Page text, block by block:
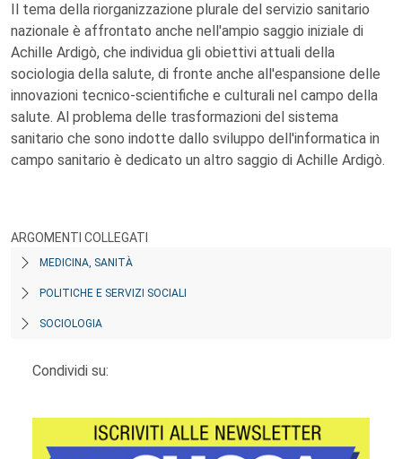
Il tema della riorganizzazione plurale del servizio sanitario
nazionale è affrontato anche nell'ampio saggio iniziale di
Achille Ardigò, che individua gli obiettivi attuali della
sociologia della salute, di fronte anche all'espansione delle
innovazioni tecnico-scientifiche e culturali nel campo della
salute. Al problema delle trasformazioni del sistema
sanitario che sono indotte dallo sviluppo dell'informatica in
campo sanitario è dedicato un altro saggio di Achille Ardigò.
ARGOMENTI COLLEGATI
MEDICINA, SANITÀ
POLITICHE E SERVIZI SOCIALI
SOCIOLOGIA
Condividi su: